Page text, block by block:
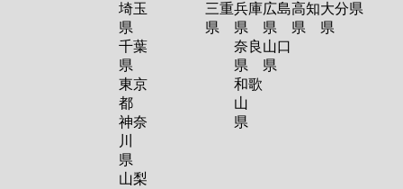
埼玉
県
千葉
県
東京
都
神奈
川
県
山梨
三重
県
兵庫
県
奈良
県
和歌
山
県
広島
県
山口
県
高知
県
大分
県
県